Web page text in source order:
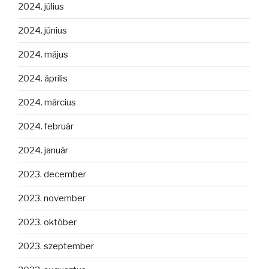
2024. július
2024. június
2024. május
2024. április
2024. március
2024. február
2024. január
2023. december
2023. november
2023. október
2023. szeptember